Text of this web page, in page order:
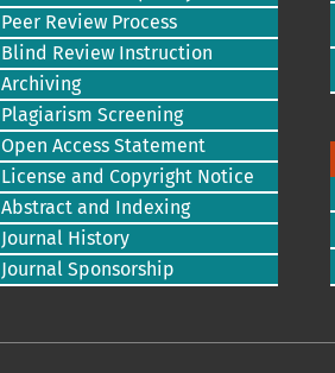
Peer Review Process
Blind Review Instruction
Archiving
Plagiarism Screening
Open Access Statement
License and Copyright Notice
Abstract and Indexing
Journal History
Journal Sponsorship